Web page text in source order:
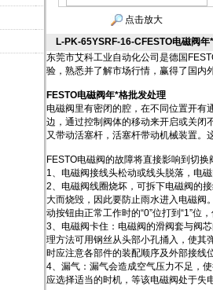
点击放大
L-PK-65YSRF-16-CFESTO电磁阀年
东莞市艾科工业自动化公司是德国
验，熟悉并了解市场行情，赢得了国内
FESTO电磁阀年*格批发处理
电磁阀里有密闭的腔，在不同位置开有
边，通过控制阀体的移动来开启或关闭
又带动活塞杆，活塞杆带动机械装置。
FESTO电磁阀的故障将直接影响到切
1、电磁阀接线头松动或线头脱落，电
2、电磁阀线圈烧坏，可拆下电磁阀的
大而烧毁，因此要防止雨水进入电磁阀
动按钮由正常工作时的“0”位打到“1”位
3、电磁阀卡住：电磁阀的滑阀套与阀
理方法可用钢丝从头部小孔捅入，使其
时应注意各部件的装配顺序及外部接线
4、漏气：漏气会造成空气压力不足，
应选择适当的时机，等该电磁阀处于失